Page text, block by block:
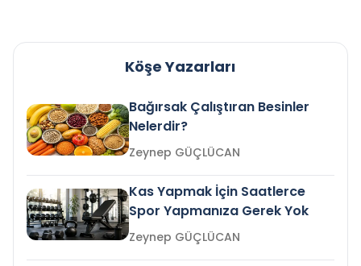
Köşe Yazarları
Bağırsak Çalıştıran Besinler
Nelerdir?
Zeynep GÜÇLÜCAN
Kas Yapmak İçin Saatlerce
Spor Yapmanıza Gerek Yok
Zeynep GÜÇLÜCAN